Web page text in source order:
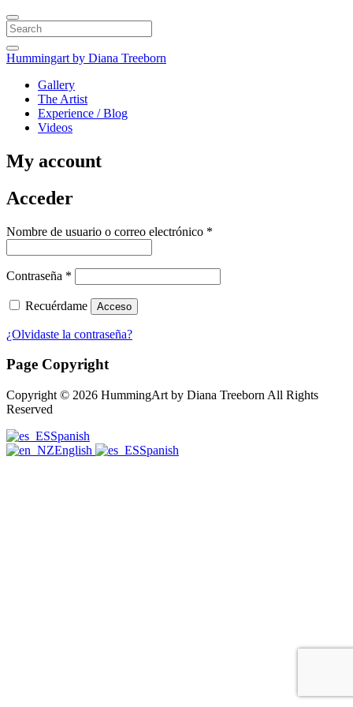
Search
Hummingart by Diana Treeborn
Gallery
The Artist
Experience / Blog
Videos
My account
Acceder
Nombre de usuario o correo electrónico *
Contraseña *
Recuérdame Acceso
¿Olvidaste la contraseña?
Page Copyright
Copyright © 2026 HummingArt by Diana Treeborn All Rights
Reserved
Spanish
English
Spanish